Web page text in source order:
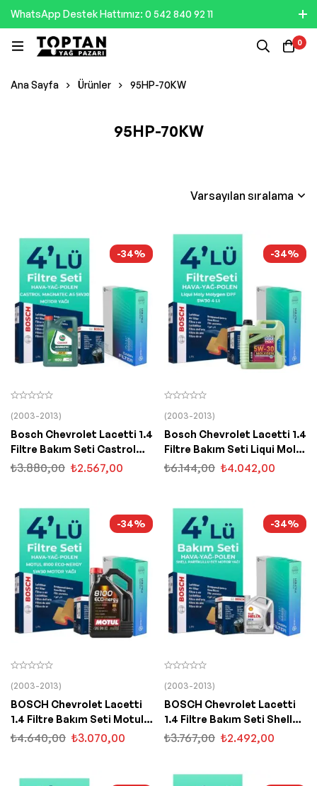
WhatsApp Destek Hattımız: 0 542 840 92 11
0
Ana Sayfa Ürünler 95HP-70KW
95HP-70KW
Varsayılan sıralama
-34%
(2003-2013)
Bosch Chevrolet Lacetti 1.4
Filtre Bakım Seti Castrol
Motor Yağlı (2005-2014) 4
₺3.880,00 ₺2.567,00
-34%
(2003-2013)
Bosch Chevrolet Lacetti 1.4
Filtre Bakım Seti Liqui Moly
Motor Yağlı (2005-2014) 4
₺6.144,00 ₺4.042,00
-34%
(2003-2013)
BOSCH Chevrolet Lacetti
1.4 Filtre Bakım Seti Motul
Motor Yağlı (2005-2014) 4
₺4.640,00 ₺3.070,00
-34%
(2003-2013)
BOSCH Chevrolet Lacetti
1.4 Filtre Bakım Seti Shell
Motor Yağlı (2005-2014) 4
₺3.767,00 ₺2.492,00